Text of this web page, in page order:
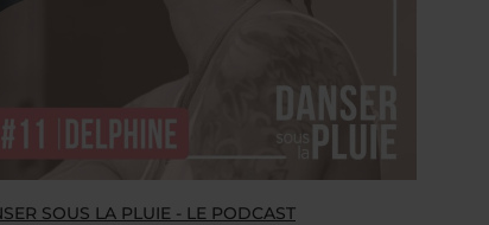
SOUS LA PLUIE - LE PODCAST